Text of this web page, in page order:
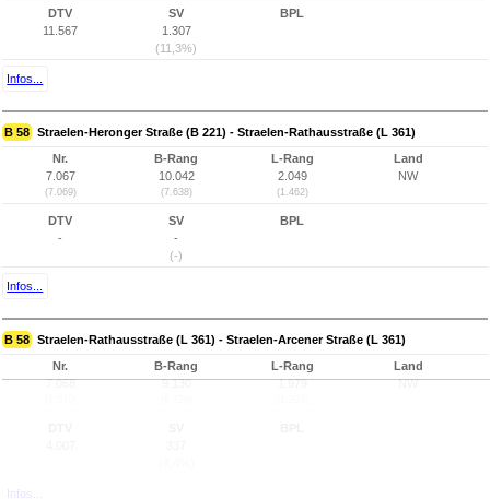
DTV
11.567
SV
1.307
(11,3%)
BPL
Infos...
B 58 Straelen-Heronger Straße (B 221) - Straelen-Rathausstraße (L 361)
Nr.
7.067
(7.069)
B-Rang
10.042
(7.638)
L-Rang
2.049
(1.462)
Land
NW
DTV
-
SV
-
(-)
BPL
Infos...
B 58 Straelen-Rathausstraße (L 361) - Straelen-Arcener Straße (L 361)
Nr.
7.068
B-Rang
9.130
L-Rang
1.979
Land
NW
Infos...